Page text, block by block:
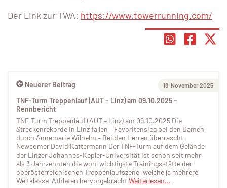
Der Link zur TWA: https://www.towerrunning.com/
Neuerer Beitrag 18. November 2025
TNF-Turm Treppenlauf (AUT – Linz) am 09.10.2025 –
Rennbericht
TNF-Turm Treppenlauf (AUT – Linz) am 09.10.2025 Die
Streckenrekorde in Linz fallen – Favoritensieg bei den Damen
durch Annemarie Wilhelm – Bei den Herren überrascht
Newcomer David Kattermann Der TNF-Turm auf dem Gelände
der Linzer Johannes-Kepler-Universität ist schon seit mehr
als 3 Jahrzehnten die wohl wichtigste Trainingsstätte der
oberösterreichischen Treppenlaufszene, welche ja mehrere
Weltklasse-Athleten hervorgebrachtWeiterlesen...